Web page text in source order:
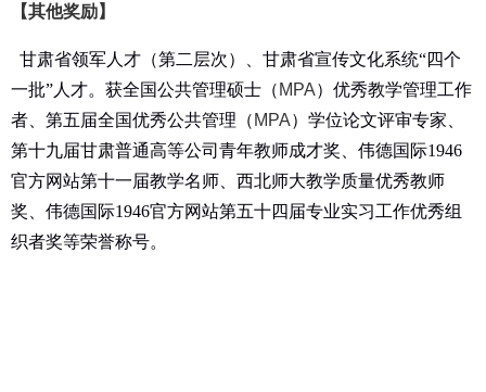
【其他奖励】
甘肃省领军人才（第二层次）、甘肃省宣传文化系统“四个
一批”人才。 获全国公共管理硕士（ MPA）优秀教学管理工作
者、第五届全国优秀公共管理（ MPA）学位论文评审专家、
第十九届甘肃普通高等公司青年教师成才奖、伟德国际1946
官方网站第十一届教学名师、 西北师大教学质量优秀教师
奖、伟德国际1946官方网站第五十四届专业实习工作优秀组
织者奖等荣誉称号。